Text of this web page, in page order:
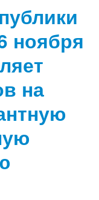
ноября
на